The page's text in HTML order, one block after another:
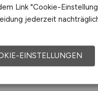
Link "Cookie-
jederzeit
EINSTELLUNGEN